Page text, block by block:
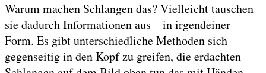
Warum machen Schlangen das? Vielleicht tauschen
sie dadurch Informationen aus – in irgendeiner
Form. Es gibt unterschiedliche Methoden sich
gegenseitig in den Kopf zu greifen, die erdachten